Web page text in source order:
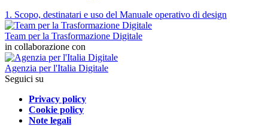
1. Scopo, destinatari e uso del Manuale operativo di design
Team per la Trasformazione Digitale
in collaborazione con
Agenzia per l'Italia Digitale
Seguici su
Privacy policy
Cookie policy
Note legali